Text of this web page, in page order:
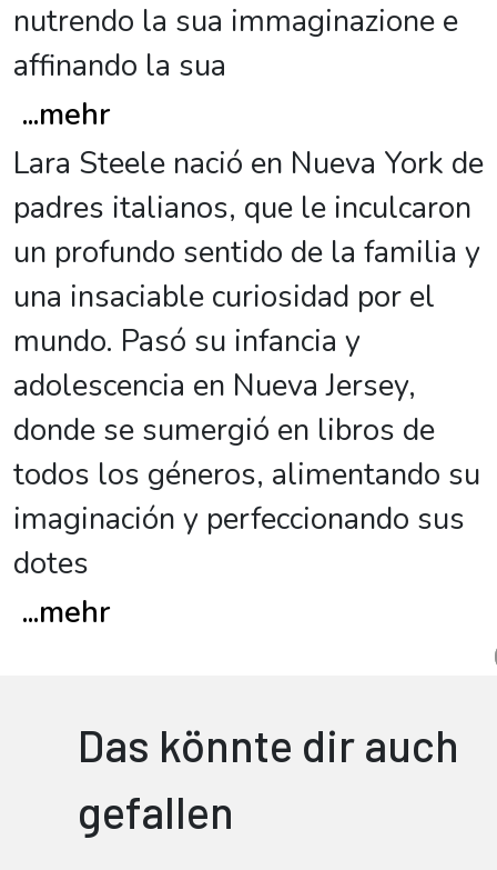
nutrendo la sua immaginazione e
affinando la sua
...mehr
Lara Steele nació en Nueva York de
padres italianos, que le inculcaron
un profundo sentido de la familia y
una insaciable curiosidad por el
mundo. Pasó su infancia y
adolescencia en Nueva Jersey,
donde se sumergió en libros de
todos los géneros, alimentando su
imaginación y perfeccionando sus
dotes
...mehr
Das könnte dir auch
gefallen